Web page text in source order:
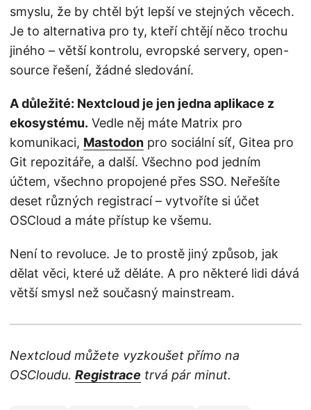
smyslu, že by chtěl být lepší ve stejných věcech.
Je to alternativa pro ty, kteří chtějí něco trochu
jiného – větší kontrolu, evropské servery, open-
source řešení, žádné sledování.
A důležité: Nextcloud je jen jedna aplikace z
ekosystému. Vedle něj máte Matrix pro
komunikaci, Mastodon pro sociální síť, Gitea pro
Git repozitáře, a další. Všechno pod jedním
účtem, všechno propojené přes SSO. Neřešíte
deset různých registrací – vytvoříte si účet
OSCloud a máte přístup ke všemu.
Není to revoluce. Je to prostě jiný způsob, jak
dělat věci, které už děláte. A pro některé lidi dává
větší smysl než současný mainstream.
Nextcloud můžete vyzkoušet přímo na
OSCloudu. Registrace trvá pár minut.